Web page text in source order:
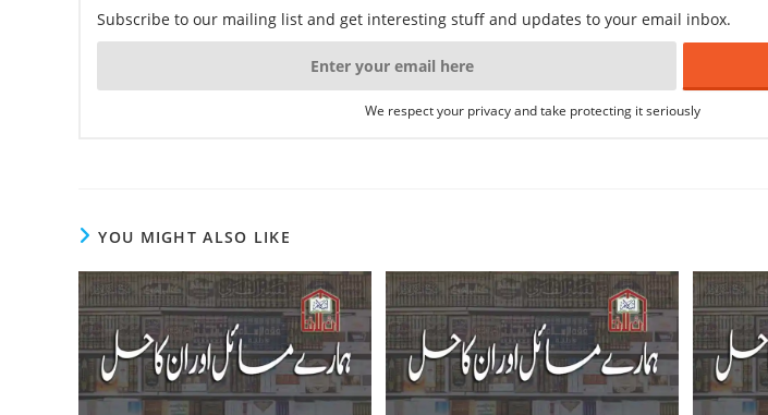
Subscribe to our mailing list and get interesting stuff and updates to your email inbox.
We respect your privacy and take protecting it seriously
YOU MIGHT ALSO LIKE